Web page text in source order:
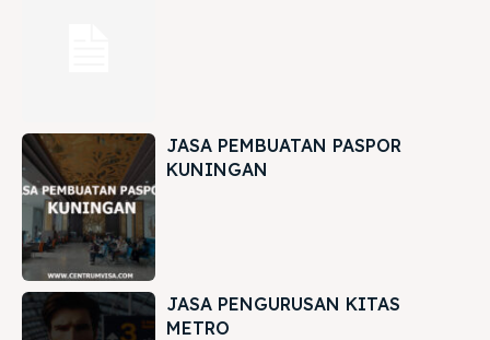
JASA PEMBUATAN PASPOR
KUNINGAN
JASA PENGURUSAN KITAS
METRO